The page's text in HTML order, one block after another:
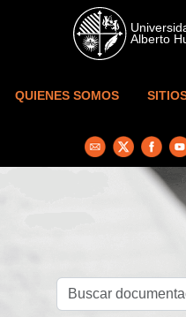
Skip to main content
QUIENES SOMOS